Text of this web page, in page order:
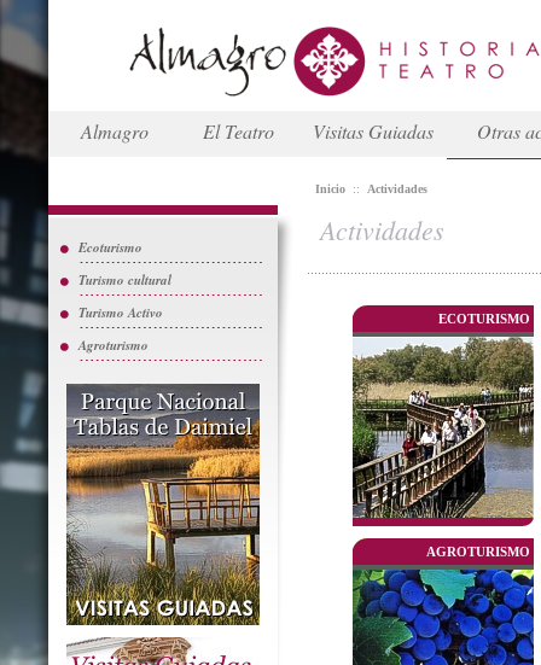
Almagro El Teatro Visitas Guiadas Otras
Ecoturismo
Turismo cultural
Turismo Activo
Agroturismo
Inicio :: Actividades
Actividades
ECOTURISMO
AGROTURISMO